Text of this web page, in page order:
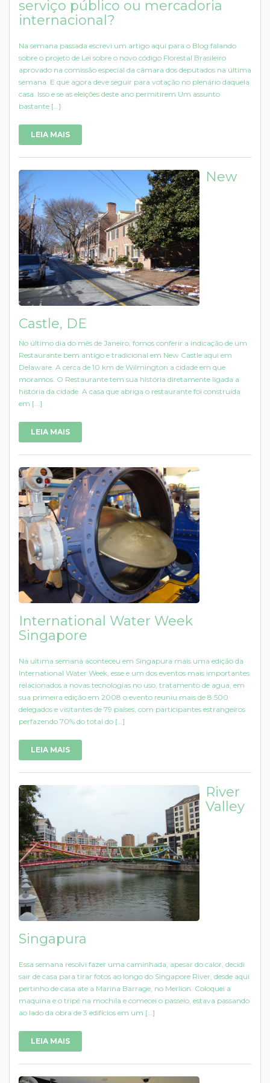
serviço público ou mercadoria
internacional?
Na semana passada escrevi um artigo aqui para o Blog falando
sobre o projeto de Lei sobre o novo código Florestal Brasileiro
aprovado na comissão especial da câmara dos deputados na última
semana. E que agora deve seguir para votação no plenário daquela
casa. Isso e se as eleições deste ano permitirem Um assunto
bastante […]
LEIA MAIS
New
Castle, DE
No último dia do mês de Janeiro, fomos conferir a indicação de um
Restaurante bem antigo e tradicional em New Castle aqui em
Delaware. A cerca de 10 km de Wilmington a cidade em que
moramos. O Restaurante tem sua história diretamente ligada a
história da cidade. A casa que abriga o restaurante foi construída
em [...]
LEIA MAIS
International Water Week
Singapore
Na ultima semana aconteceu em Singapura mais uma edição da
International Water Week, esse e um dos eventos mais importantes
relacionados a novas tecnologias no uso, tratamento de agua, em
sua primeira edição em 2008 o evento reuniu mais de 8.500
delegados e visitantes de 79 países, com participantes estrangeiros
perfazendo 70% do total do […]
LEIA MAIS
River
Valley
Singapura
Essa semana resolvi fazer uma caminhada, apesar do calor, decidi
sair de casa para tirar fotos ao longo do Singapore River, desde aqui
pertinho de casa ate a Marina Barrage, no Merlion. Coloquei a
maquina e o tripé na mochila e comecei o passeio, estava passando
ao lado da obra de 3 edifícios em um […]
LEIA MAIS